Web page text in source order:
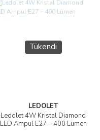
Tükendi
LEDOLET
Ledolet 4W Kristal Diamond
LED Ampul E27 – 400 Lümen